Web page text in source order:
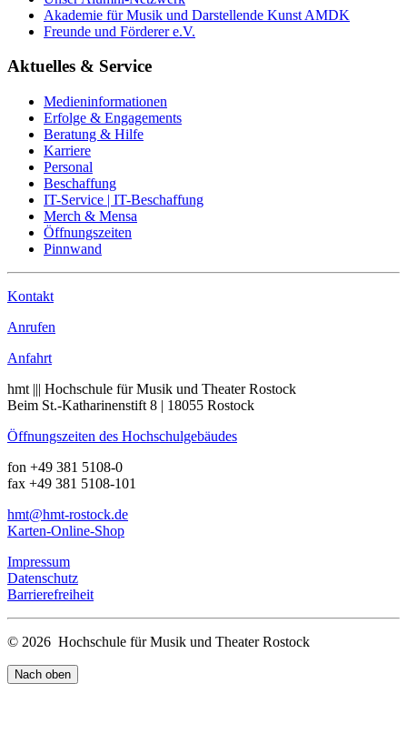
Akademie für Musik und Darstellende Kunst AMDK
Freunde und Förderer e.V.
Aktuelles & Service
Medieninformationen
Erfolge & Engagements
Beratung & Hilfe
Karriere
Personal
Beschaffung
IT-Service | IT-Beschaffung
Merch & Mensa
Öffnungszeiten
Pinnwand
Kontakt
Anrufen
Anfahrt
hmt ||| Hochschule für Musik und Theater Rostock
Beim St.-Katharinenstift 8 | 18055 Rostock
Öffnungszeiten des Hochschulgebäudes
fon +49 381 5108-0
fax +49 381 5108-101
hmt@hmt-rostock.de
Karten-Online-Shop
Impressum
Datenschutz
Barrierefreiheit
© 2026 Hochschule für Musik und Theater Rostock
Nach oben